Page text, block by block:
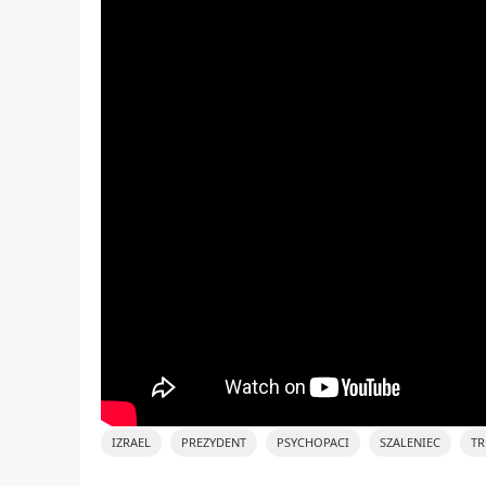
IZRAEL PREZYDENT PSYCHOPACI SZALENIEC